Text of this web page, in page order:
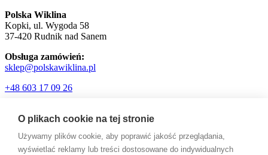
Polska Wiklina
Kopki, ul. Wygoda 58
37-420 Rudnik nad Sanem
Obsługa zamówień:
sklep@polskawiklina.pl
+48 603 17 09 26
O plikach cookie na tej stronie
Używamy plików cookie, aby poprawić jakość przeglądania,
wyświetlać reklamy lub treści dostosowane do indywidualnych